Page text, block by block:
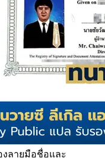
ลายมือชื่อและ